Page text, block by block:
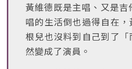
黃維德既是主唱、又是
唱的生活倒也過得自在
根兒也沒料到自己到了
然變成了演員。